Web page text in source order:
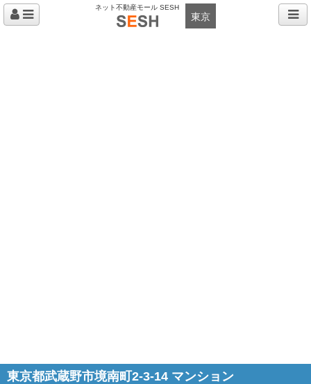
ネット不動産モール SESH
東京
東京都武蔵野市境南町2-3-14 マンション